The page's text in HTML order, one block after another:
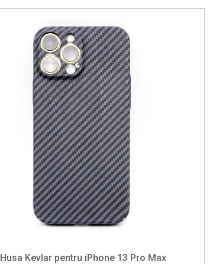
Husa Kevlar pentru iPhone 13 Pro Max